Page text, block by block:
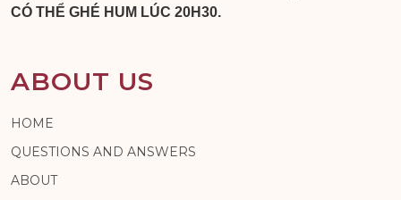
CÓ THỂ GHÉ HUM LÚC 20H30.
ABOUT US
HOME
QUESTIONS AND ANSWERS
ABOUT